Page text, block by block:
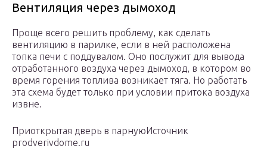
Вентиляция через дымоход
Проще всего решить проблему, как сделать
вентиляцию в парилке, если в ней расположена
топка печи с поддувалом. Оно послужит для вывода
отработанного воздуха через дымоход, в котором во
время горения топлива возникает тяга. Но работать
эта схема будет только при условии притока воздуха
извне.
Приоткрытая дверь в парнуюИсточник
prodverivdome.ru